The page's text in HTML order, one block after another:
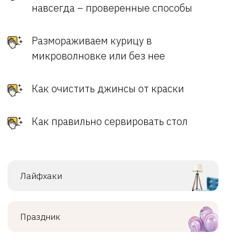
навсегда – проверенные способы
Размораживаем курицу в
микроволновке или без нее
Как очистить джинсы от краски
Как правильно сервировать стол
Лайфхаки
Праздник